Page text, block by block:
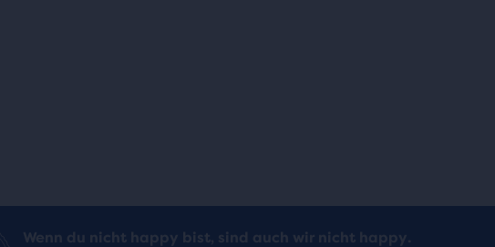
Wenn du nicht happy bist, sind auch wir nicht happy.